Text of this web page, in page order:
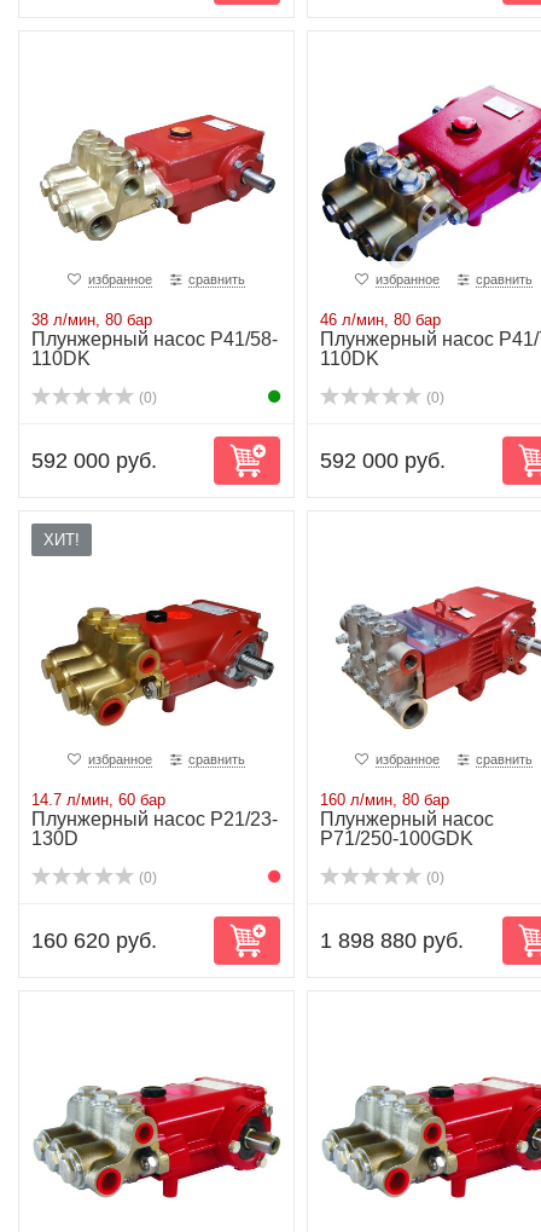
избранное сравнить
38 л/мин, 80 бар
Плунжерный насос P41/58-
110DK
(0)
592 000 руб.
избранное сравнить
46 л/мин, 80 бар
Плунжерный насос
110DK
(0)
592 000 руб.
ХИТ!
избранное сравнить
14.7 л/мин, 60 бар
Плунжерный насос P21/23-
130D
(0)
160 620 руб.
избранное сравнить
160 л/мин, 80 бар
Плунжерный насос
P71/250-100GDK
(0)
1 898 880 руб.